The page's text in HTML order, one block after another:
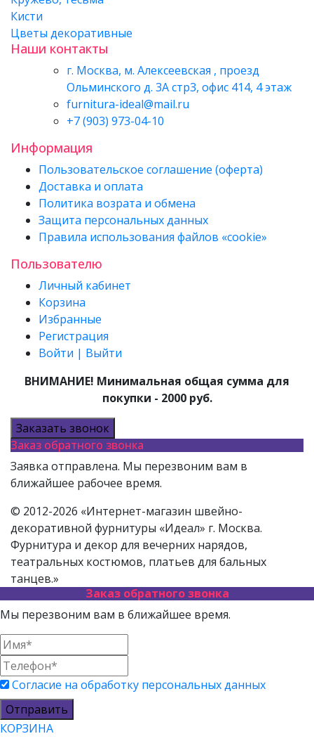
Кисти
Цветы декоративные
Наши контакты
г. Москва, м. Алексеевская , проезд
Ольминского д. 3А стр3, офис 414, 4 этаж
furnitura-ideal@mail.ru
+7 (903) 973-04-10
Информация
Пользовательское соглашение (оферта)
Доставка и оплата
Политика возрата и обмена
Защита персональных данных
Правила использования файлов «cookie»
Пользователю
Личный кабинет
Корзина
Избранные
Регистрация
Войти | Выйти
ВНИМАНИЕ! Минимальная общая сумма для
покупки - 2000 руб.
Заказать звонок
Заказ обратного звонка
Заявка отправлена. Мы перезвоним вам в
ближайшее рабочее время.
© 2012-2026 «Интернет-магазин швейно-
декоративной фурнитуры «Идеал» г. Москва.
Фурнитура и декор для вечерних нарядов,
театральных костюмов, платьев для бальных
танцев.»
Заказ обратного звонка
Мы перезвоним вам в ближайшее время.
Согласие на обработку персональных данных
Отправить
КОРЗИНА